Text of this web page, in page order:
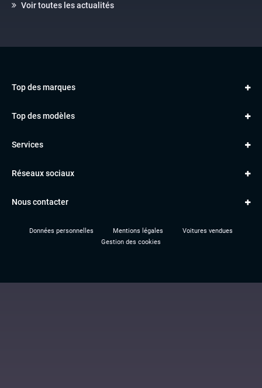
Voir toutes les actualités
Top des marques
VOLKSWAGEN
BMW
Top des modèles
Classe A
A3
Services
Le garage TBV
Location TBV
Réseaux sociaux
Nous contacter
Données personnelles Mentions légales
Voitures vendues
Gestion des cookies